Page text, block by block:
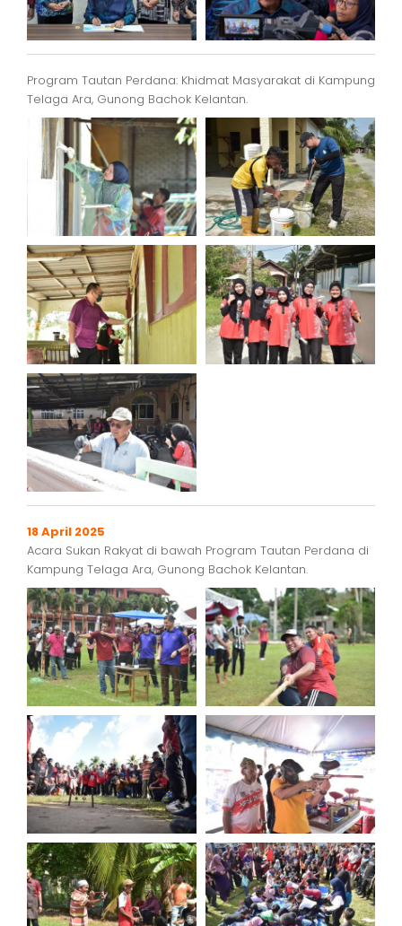
Program Tautan Perdana: Khidmat Masyarakat di Kampung
Telaga Ara, Gunong Bachok Kelantan.
18 April 2025
Acara Sukan Rakyat di bawah Program Tautan Perdana di
Kampung Telaga Ara, Gunong Bachok Kelantan.